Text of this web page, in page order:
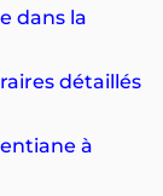
dans la
détaillés
à